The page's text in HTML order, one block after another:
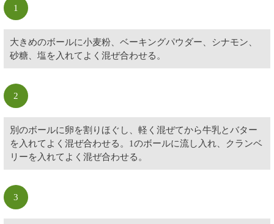
1
大きめのボールに小麦粉、ベーキングパウダー、シナモン、
砂糖、塩を入れてよく混ぜ合わせる。
2
別のボールに卵を割りほぐし、軽く混ぜてから牛乳とバター
を入れてよく混ぜ合わせる。1のボールに流し入れ、クランベ
リーを入れてよく混ぜ合わせる。
3